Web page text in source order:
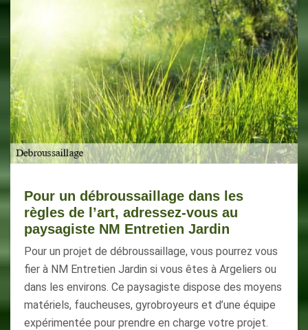
Pour un débroussaillage dans les
règles de l’art, adressez-vous au
paysagiste NM Entretien Jardin
Pour un projet de débroussaillage, vous pourrez vous
fier à NM Entretien Jardin si vous êtes à Argeliers ou
dans les environs. Ce paysagiste dispose des moyens
matériels, faucheuses, gyrobroyeurs et d’une équipe
expérimentée pour prendre en charge votre projet.